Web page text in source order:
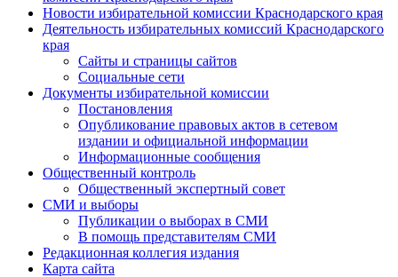
Новости избирательной комиссии Краснодарского края
Деятельность избирательных комиссий Краснодарского
края
Сайты и страницы сайтов
Социальные сети
Документы избирательной комиссии
Постановления
Опубликование правовых актов в сетевом
издании и официальной информации
Информационные сообщения
Общественный контроль
Общественный экспертный совет
СМИ и выборы
Публикации о выборах в СМИ
В помощь представителям СМИ
Редакционная коллегия издания
Карта сайта